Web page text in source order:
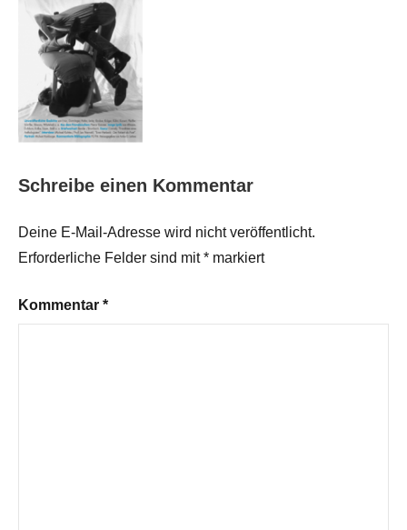
Schreibe einen Kommentar
Deine E-Mail-Adresse wird nicht veröffentlicht.
Erforderliche Felder sind mit* markiert
Kommentar *